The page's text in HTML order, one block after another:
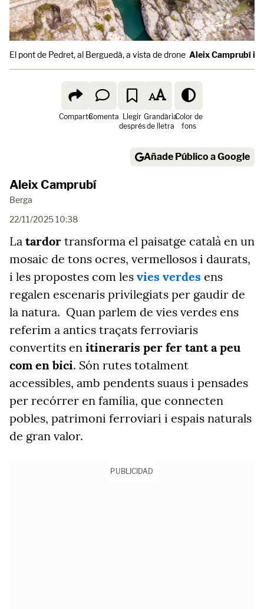
El pont de Pedret, al Berguedà, a vista de drone Aleix Camprubí i
ComparteComenta Llegir
després
Grandària
de lletra
Color de
fons
Añade Público a Google
Aleix Camprubí
Berga
22/11/2025 10:38
La tardor transforma el paisatge català en un
mosaic de tons ocres, vermellosos i daurats,
i les propostes com les vies verdes ens
regalen escenaris privilegiats per gaudir de
la natura. Quan parlem de vies verdes ens
referim a antics traçats ferroviaris
convertits en itineraris per fer tant a peu
com en bici. Són rutes totalment
accessibles, amb pendents suaus i pensades
per recórrer en família, que connecten
pobles, patrimoni ferroviari i espais naturals
de gran valor.
PUBLICIDAD